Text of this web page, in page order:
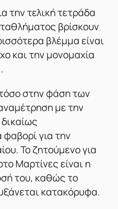
την τελική τετράδα
βρίσκουν
βλέμμα είναι
και την μονομαχία
στην φάση των
με την
για την
Το ζητούμενο για
Μαρτίνες είναι η
του, καθώς το
κατακόρυφα.